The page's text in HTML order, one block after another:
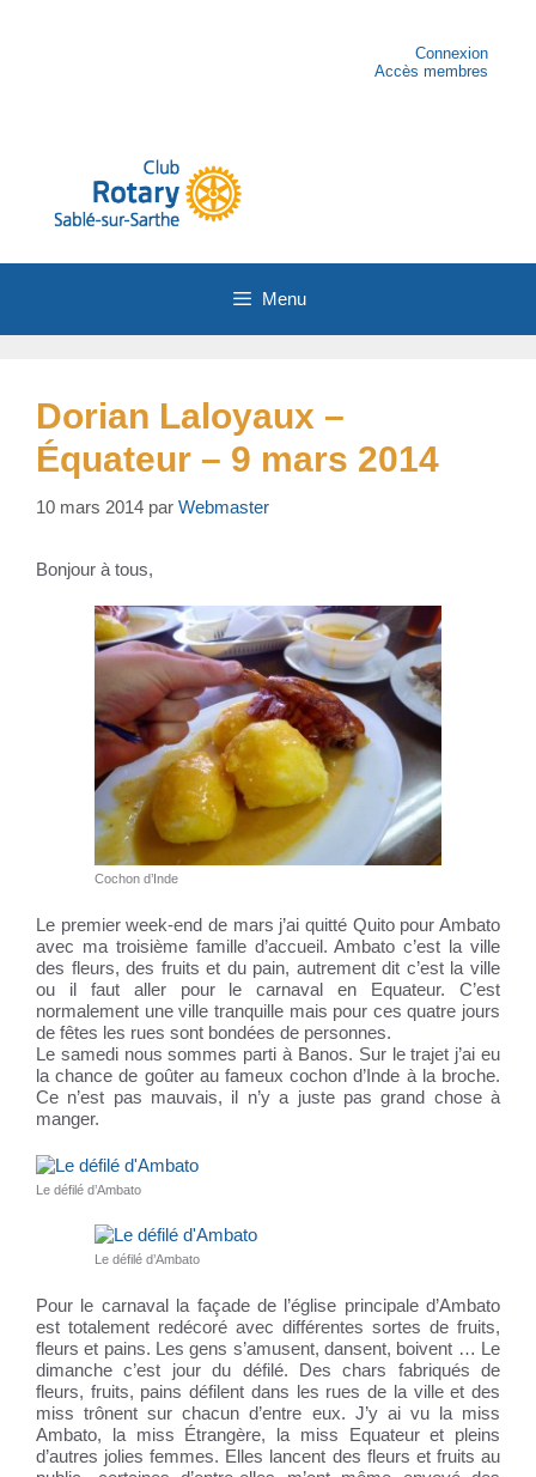
Connexion
Accès membres
Menu
Dorian Laloyaux –
Équateur – 9 mars 2014
10 mars 2014 par Webmaster
Bonjour à tous,
Cochon d’Inde
Le premier week-end de mars j’ai quitté Quito pour Ambato
avec ma troisième famille d’accueil. Ambato c’est la ville
des fleurs, des fruits et du pain, autrement dit c’est la ville
ou il faut aller pour le carnaval en Equateur. C’est
normalement une ville tranquille mais pour ces quatre jours
de fêtes les rues sont bondées de personnes.
Le samedi nous sommes parti à Banos. Sur le trajet j’ai eu
la chance de goûter au fameux cochon d’Inde à la broche.
Ce n’est pas mauvais, il n’y a juste pas grand chose à
manger.
Le défilé d’Ambato
Le défilé d’Ambato
Pour le carnaval la façade de l’église principale d’Ambato
est totalement redécoré avec différentes sortes de fruits,
fleurs et pains. Les gens s’amusent, dansent, boivent … Le
dimanche c’est jour du défilé. Des chars fabriqués de
fleurs, fruits, pains défilent dans les rues de la ville et des
miss trônent sur chacun d’entre eux. J’y ai vu la miss
Ambato, la miss Étrangère, la miss Equateur et pleins
d’autres jolies femmes. Elles lancent des fleurs et fruits au